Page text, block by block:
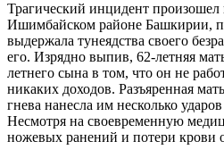
Трагический инцидент
Ишимбайском районе Башкирии,
выдержала тунеядства своего
его. Изрядно выпив, 62-летняя
летнего сына в том, что он не
никаких доходов. Разъяренная
гнева нанесла им несколько
Несмотря на своевременную
ножевых ранений и потери крови